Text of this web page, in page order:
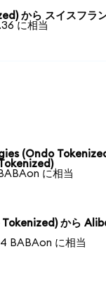
から スイスフラ
に相当
(Ondo
に相当
から
BABAon に相当